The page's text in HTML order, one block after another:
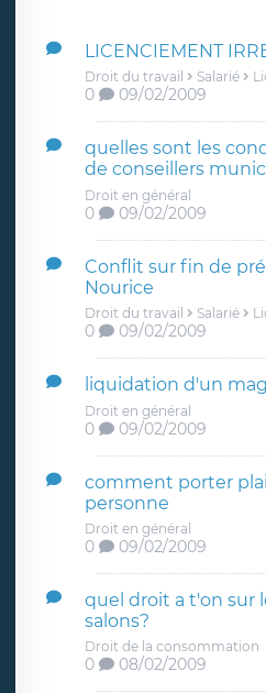
LICENCIEMENT
Droit du travail Salarié
0 09/02/2009
quelles sont les
de conseillers
Droit en général
0 09/02/2009
Conflit sur fin de
Nourice
Droit du travail Salarié
0 09/02/2009
liquidation d'un
Droit en général
0 09/02/2009
comment porter
personne
Droit en général
0 09/02/2009
quel droit a t'on sur
salons?
Droit de la consommation
0 08/02/2009